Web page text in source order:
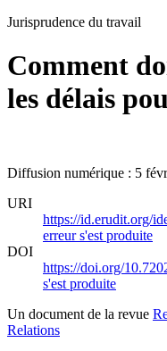
Jurisprudence du travail
Comment
les délais
Diffusion numérique : 5
URI
https://id.erudit.org/
erreur s'est produite
DOI
https://doi.org/
s'est produite
Un document de la revue
Relations